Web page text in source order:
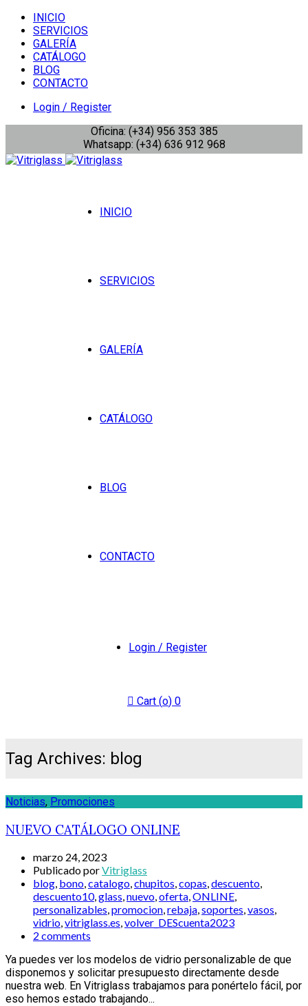
INICIO
SERVICIOS
GALERÍA
CATÁLOGO
BLOG
CONTACTO
Login / Register
Oficina: (+34) 956 353 385
Whatsapp: (+34) 636 912 968
INICIO
SERVICIOS
GALERÍA
CATÁLOGO
BLOG
CONTACTO
Login / Register
Cart (o) 0
Tag Archives: blog
Noticias, Promociones
NUEVO CATÁLOGO ONLINE
marzo 24, 2023
Publicado porVitriglass
blog, bono,catalogo,chupitos,copas,descuento,
descuento10,glass,nuevo,oferta,ONLINE,
personalizables,promocion,rebaja,soportes,vasos,
vidrio,vitriglass.es,volver_DEScuenta2023
2 comments
Ya puedes ver los modelos de vidrio personalizable de que
disponemos y solicitar presupuesto directamente desde
nuestra web. En Vitriglass trabajamos para ponértelo fácil, por
eso hemos estado trabajando...